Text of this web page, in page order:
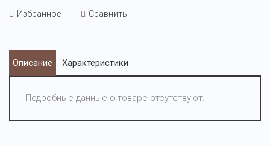
Избранное Сравнить
Описание Характеристики
Подробные данные о товаре отсутствуют.